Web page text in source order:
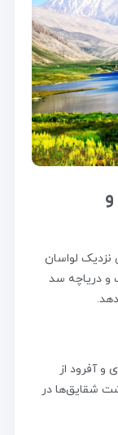
نزدیک لواسان
و دریاچه سد
و آفرود از
شقایق‌ها در